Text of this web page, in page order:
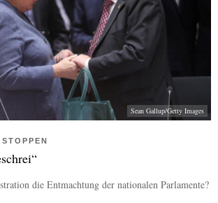
Sean Gallup/Getty Images
die Entmachtung der nationalen Parlamente?